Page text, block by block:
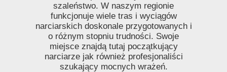
szaleństwo. W naszym regionie
funkcjonuje wiele tras i wyciągów
narciarskich doskonale przygotowanych i
o różnym stopniu trudności. Swoje
miejsce znajdą tutaj początkujący
narciarze jak również profesjonaliści
szukający mocnych wrażeń.